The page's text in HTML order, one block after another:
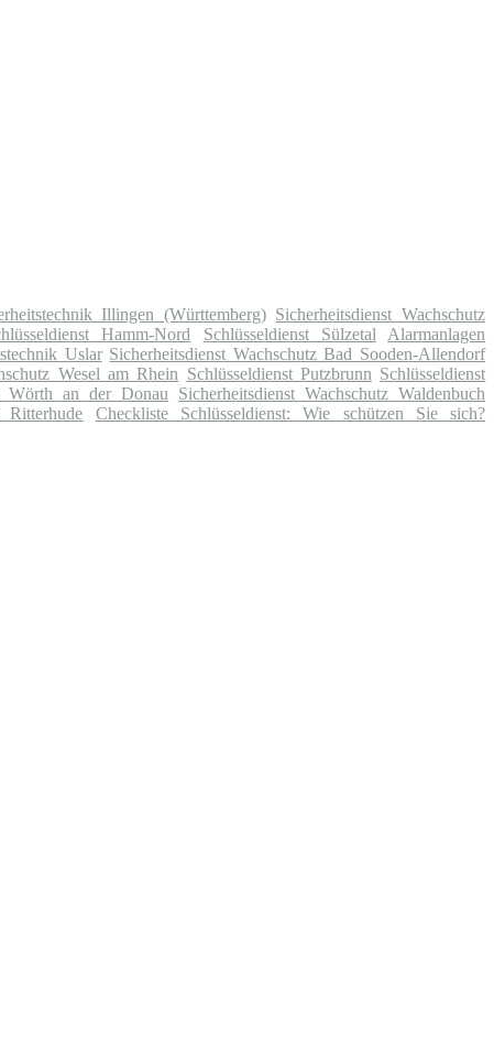
Illingen (Württemberg) Sicherheitsdienst Wachschutz
Hamm-Nord Schlüsseldienst Sülzetal
Alarmanlagen
Uslar Sicherheitsdienst Wachschutz Bad Sooden-Allendorf
Wesel am Rhein Schlüsseldienst Putzbrunn Schlüsseldienst
Wörth an der Donau
Sicherheitsdienst Wachschutz Waldenbuch
Ritterhude
Checkliste Schlüsseldienst: Wie schützen Sie sich?